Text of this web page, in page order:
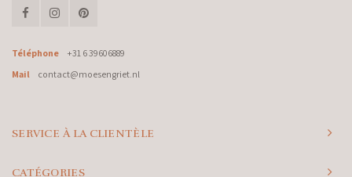
Téléphone
+31 6 39606889
Mail
contact@moesengriet.nl
SERVICE À LA CLIENTÈLE
CATÉGORIES